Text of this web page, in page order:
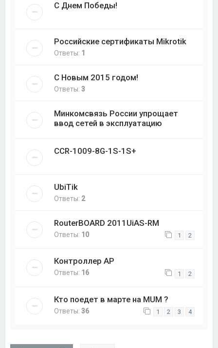
С Днем Победы!
Российские сертификаты Mikrotik
Ответы: 1
С Новым 2015 годом!
Ответы:3
Минкомсвязь России упрощает
ввод сетей в эксплуатацию
CCR-1009-8G-1S-1S+
UbiTik
Ответы: 2
RouterBOARD 2011UiAS-RM
Ответы: 10 1 2
Контроллер AP
Ответы: 16 1 2
Кто поедет в марте на MUM ?
Ответы:36 1 2 3 4